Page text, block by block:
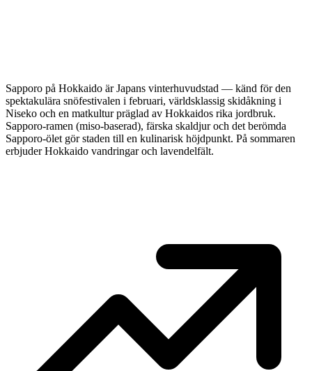
Sapporo på Hokkaido är Japans vinterhuvudstad — känd för den
spektakulära snöfestivalen i februari, världsklassig skidåkning i
Niseko och en matkultur präglad av Hokkaidos rika jordbruk.
Sapporo-ramen (miso-baserad), färska skaldjur och det berömda
Sapporo-ölet gör staden till en kulinarisk höjdpunkt. På sommaren
erbjuder Hokkaido vandringar och lavendelfält.